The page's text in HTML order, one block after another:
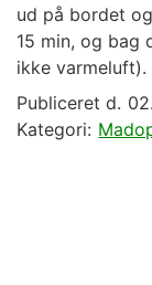
ud på bordet
15 min, og bag
ikke varmeluft).
Publiceret d.
Kategori: